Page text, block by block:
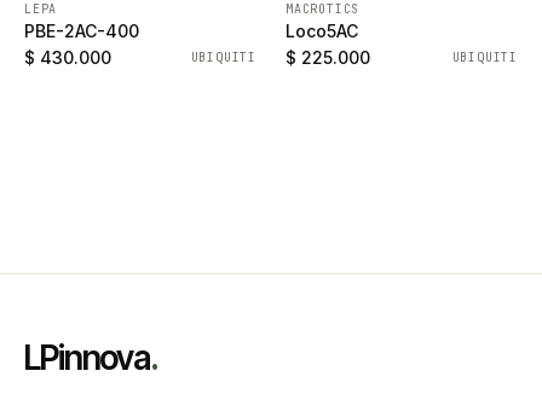
LEPA
PBE-2AC-400
$ 430.000
UBIQUITI
MACROTICS
Loco5AC
$ 225.000
UBIQUITI
LPinnova.